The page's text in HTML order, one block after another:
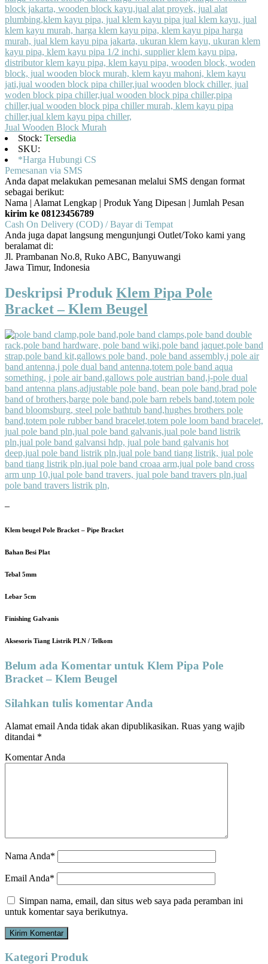
Jual Wooden Block Murah
Stock: Tersedia
SKU:
*Harga Hubungi CS
Pemesanan via SMS
Anda dapat melakukan pemesanan melalui SMS dengan format
sebagai berikut:
Nama | Alamat Lengkap | Produk Yang Dipesan | Jumlah Pesan
kirim ke 08123456789
Cash On Delivery (COD) / Bayar di Tempat
Anda juga dapat langsung mengunjungi Outlet/Toko kami yang
beralamat di:
Jl. Prambanan No.8, Ruko ABC, Banyuwangi
Jawa Timur, Indonesia
Deskripsi Produk Klem Pipa Pole
Bracket – Klem Beugel
–
Klem beugel Pole Bracket – Pipe Bracket
Bahan Besi Plat
Tebal 5mm
Lebar 5cm
Finishing Galvanis
Aksesoris Tiang Listrik PLN / Telkom
Belum ada Komentar untuk Klem Pipa Pole
Bracket – Klem Beugel
Silahkan tulis komentar Anda
Alamat email Anda tidak akan dipublikasikan. Ruas yang wajib
ditandai *
Komentar Anda
Nama Anda*
Email Anda*
Simpan nama, email, dan situs web saya pada peramban ini
untuk komentar saya berikutnya.
Kategori Produk